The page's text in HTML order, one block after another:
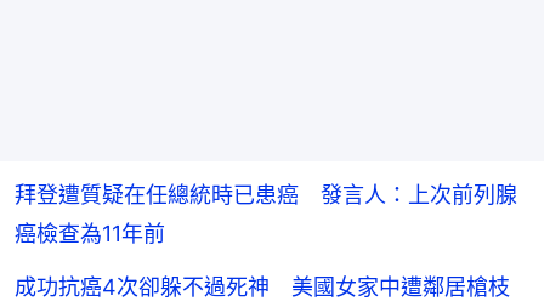
拜登遭質疑在任總統時已患癌 發言人：上次前列腺
癌檢查為11年前
成功抗癌4次卻躲不過死神 美國女家中遭鄰居槍枝